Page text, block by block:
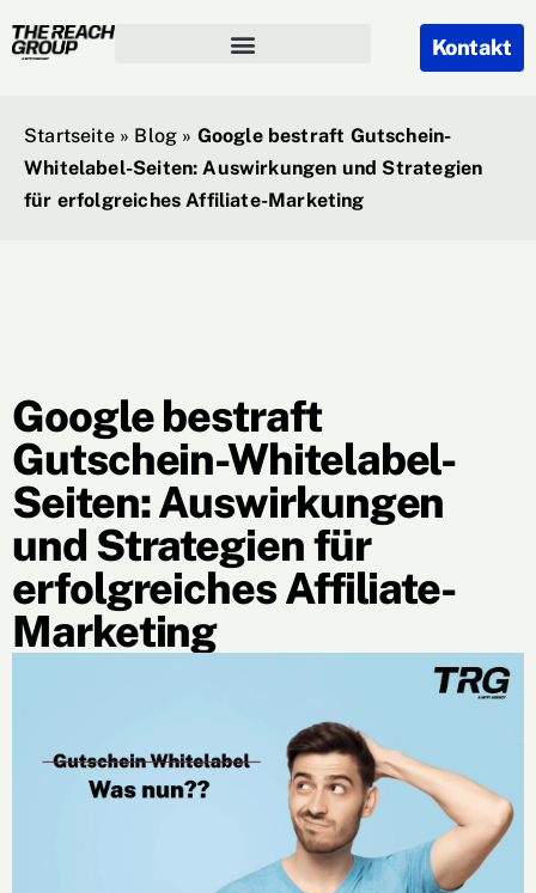
Kontakt
Startseite» Blog » Google bestraft Gutschein-
Whitelabel-Seiten: Auswirkungen und Strategien
für erfolgreiches Affiliate-Marketing
Google bestraft
Gutschein-Whitelabel-
Seiten: Auswirkungen
und Strategien für
erfolgreiches Affiliate-
Marketing